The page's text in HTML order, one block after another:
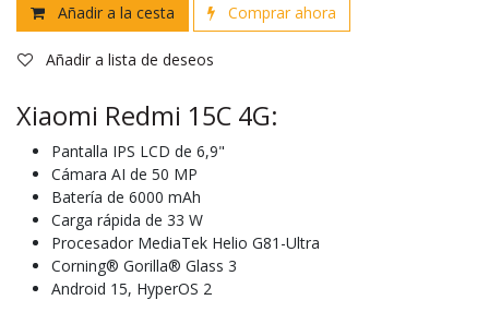
Añadir a la cesta Comprar ahora
Añadir a lista de deseos
Xiaomi Redmi 15C 4G:
Pantalla IPS LCD de 6,9"
Cámara AI de 50 MP
Batería de 6000 mAh
Carga rápida de 33 W
Procesador MediaTek Helio G81-Ultra
Corning® Gorilla® Glass 3
Android 15, HyperOS 2